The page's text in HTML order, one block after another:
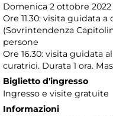
Domenica 2 ottobre 2022
Ore 11.30: visita guidata
(Sovrintendenza
persone
Ore 16.30: visita guidata
curatrici. Durata 1 ora.
Biglietto d'ingresso
Ingresso e visite gratuite
Informazioni